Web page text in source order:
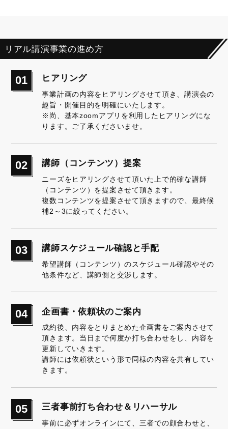
リアル講演事業の進め方
01 ヒアリング
事業計画の内容をヒアリングさせて頂き、講演会の
趣旨・開催目的を明確にいたします。
※尚、基本zoomアプリを利用したヒアリングにな
ります。ご了承くださいませ。
02 講師（コンテンツ）提案
ニーズをヒアリングさせて頂いた上で的確な講師
（コンテンツ）を提案させて頂きます。
複数コンテンツを提案させて頂きますので、最終候
補2～3に絞ってください。
03 講師スケジュール確認と手配
希望講師（コンテンツ）のスケジュール確認やその
他条件など、講師側と交渉します。
04 企画書・依頼状のご案内
成約後、内容をとりまとめた企画書をご案内させて
頂きます。当日まで何度か打ち合わせをし、内容を
更新していきます。
講師には依頼状という形で同様の内容を共有してい
きます。
05 三者事前打ち合わせ＆リハーサル
事前に必ずオンラインにて、三者での顔合わせと、